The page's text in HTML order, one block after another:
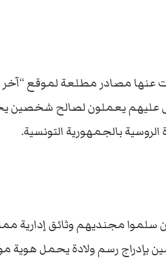
مصادر مطلعة لموقع “آخر
عليهم يعملون لصالح شخصين
بالجمهورية التونسية.
مجنديهم وثائق إدارية
بإدراج رسم ولادة يحمل